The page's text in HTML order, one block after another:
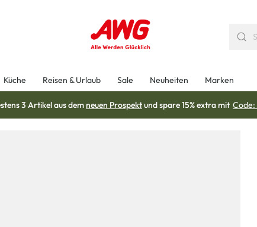
Küche Reisen & Urlaub Sale Neuheiten Marken
3 Artikel aus demneuen Prospektund spare 15% extra mit Code: